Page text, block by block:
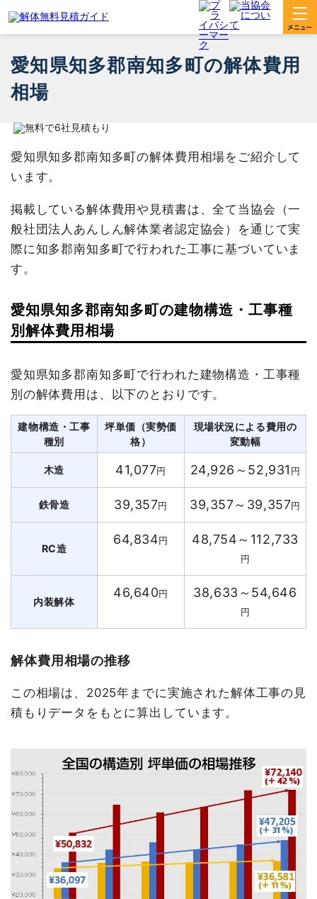
愛知県知多郡南知多町の解体費用
相場
愛知県知多郡南知多町の解体費用相場をご紹介して
います。
掲載している解体費用や見積書は、全て当協会（一
般社団法人あんしん解体業者認定協会）を通じて実
際に知多郡南知多町で行われた工事に基づいていま
す。
愛知県知多郡南知多町の建物構造・工事種
別解体費用相場
愛知県知多郡南知多町で行われた建物構造・工事種
別の解体費用は、以下のとおりです。
建物構造・工事
種別
坪単価（実勢価
格）
現場状況による費用の
変動幅
木造 41,077円 24,926～52,931 円
鉄骨造 39,357円 39,357～39,357円
RC造
64,834円 48,754～112,733
円
内装解体
46,640円 38,633～54,646
円
解体費用相場の推移
この相場は、2025年までに実施された解体工事の見
積もりデータをもとに算出しています。